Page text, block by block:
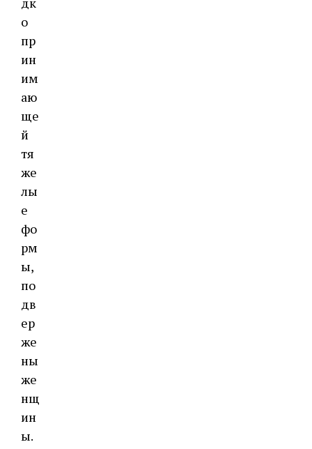
о
пр
ин
им
аю
ще
й
тя
же
лы
е
фо
рм
ы,
по
дв
ер
же
ны
же
нщ
ин
ы.